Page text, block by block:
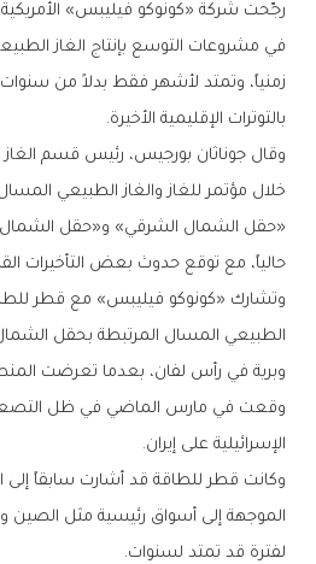
رجّحت شركة «كونوكو فيليبس»
في مشروعات التوسع بإنتاج الغاز
زمنياً، وتمتد لأشهر فقط بدلاً من
بالتوترات الإقليمية الأخيرة.
وقال جوناثان بورجيس، رئيس قسم الغاز
خلال مؤتمر للغاز والغاز الطبيعي
«حقل الشمال الشرقي» و«حقل الشمال
حالياً، مع توقع حدوث بعض التأخيرات
وتشارك «كونوكو فيليبس» مع قطر
الطبيعي المسال المرتبطة بحقل
وبرية في رأس لفان، بعدما تعرضت
وقعت في مارس الماضي في ظل التصعيد
الإسرائيلية على إيران.
وكانت قطر للطاقة قد أشارت سابقاً إلى
الموجهة إلى أسواق رئيسية مثل الصين
لفترة قد تمتد لسنوات.